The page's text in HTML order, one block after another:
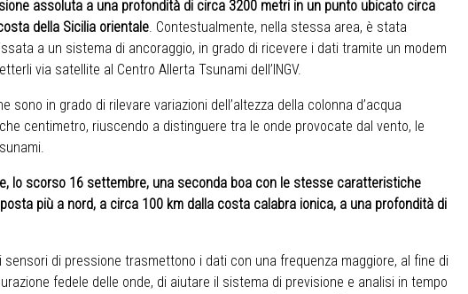
assoluta a una profondità di circa 3200 metri in un punto ubicato circa
della Sicilia orientale. Contestualmente, nella stessa area, è stata
a un sistema di ancoraggio, in grado di ricevere i dati tramite un modem
via satellite al Centro Allerta Tsunami dell’INGV.
sono in grado di rilevare variazioni dell’altezza della colonna d’acqua
centimetro, riuscendo a distinguere tra le onde provocate dal vento, le
lo scorso 16 settembre, una seconda boa con le stesse caratteristiche
più a nord, a circa 100 km dalla costa calabra ionica, a una profondità di
sensori di pressione trasmettono i dati con una frequenza maggiore, al fine di
fedele delle onde, di aiutare il sistema di previsione e analisi in tempo